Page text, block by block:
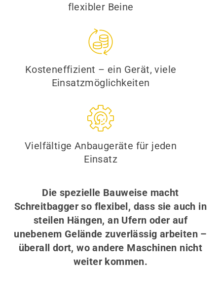
Die spezielle Bauweise macht
Schreitbagger so flexibel, dass sie auch in
steilen Hängen, an Ufern oder auf
unebenem Gelände zuverlässig arbeiten –
überall dort, wo andere Maschinen nicht
weiter kommen.
flexibler Beine
Kosteneffizient – ein Gerät, viele
Einsatzmöglichkeiten
Vielfältige Anbaugeräte für jeden
Einsatz